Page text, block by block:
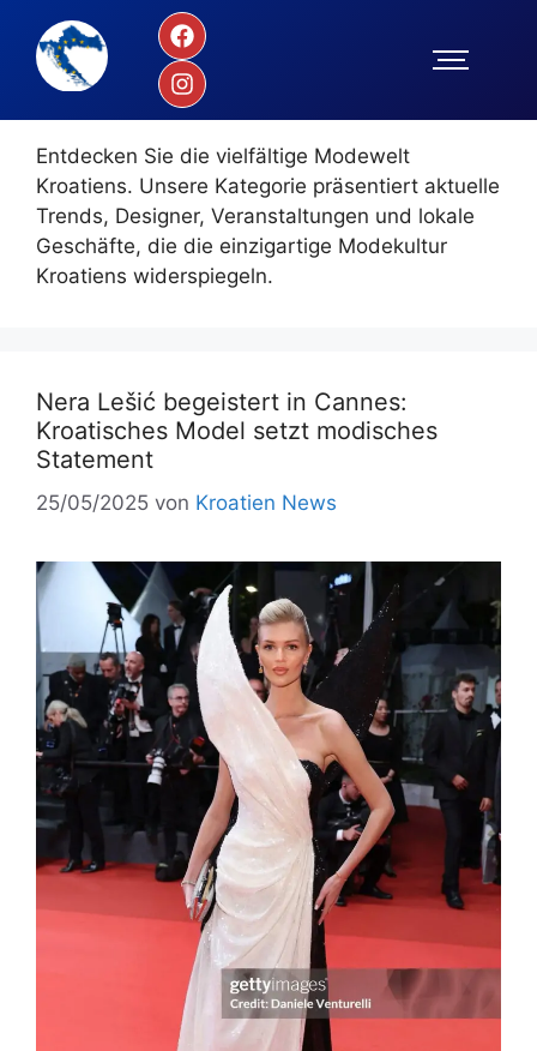
Mode
Entdecken Sie die vielfältige Modewelt
Kroatiens. Unsere Kategorie präsentiert aktuelle
Trends, Designer, Veranstaltungen und lokale
Geschäfte, die die einzigartige Modekultur
Kroatiens widerspiegeln.
Nera Lešić begeistert in Cannes:
Kroatisches Model setzt modisches
Statement
25/05/2025 von Kroatien News